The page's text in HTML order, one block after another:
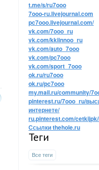
t.me/s/ru7ooo
7ooo-ru.livejournal.com
pc7ooo.livejournal.com/
vk.com/7ooo_ru
vk.com/kkiinnoo_ru
vk.com/auto_7ooo
vk.com/pc7ooo
vk.com/sport_7ooo
ok.ru/ru7ooo
ok.ru/pc7ooo
my.mail.ru/community/
pinterest.ru/7ooo_ru/
интернете/
ru.pinterest.com/
Ссылки thehole.ru
Теги
Все теги